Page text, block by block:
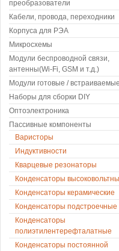
преобразователи
Кабели, провода, переходники
Корпуса для РЭА
Микросхемы
Модули беспроводной связи,
антенны(Wi-Fi, GSM и т.д.)
Модули готовые / встраиваемые
Наборы для сборки DIY
Оптоэлектроника
Пассивные компоненты
Варисторы
Индуктивности
Кварцевые резонаторы
Конденсаторы
Конденсаторы керамические
Конденсаторы подстроечные
Конденсаторы
полиэтилентерефталатные
Конденсаторы постоянной